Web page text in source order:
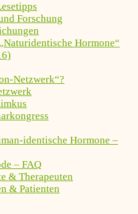
Forschung
Hormone“
Netzwerk“?
identische Hormone –
– FAQ
& Therapeuten
& Patienten